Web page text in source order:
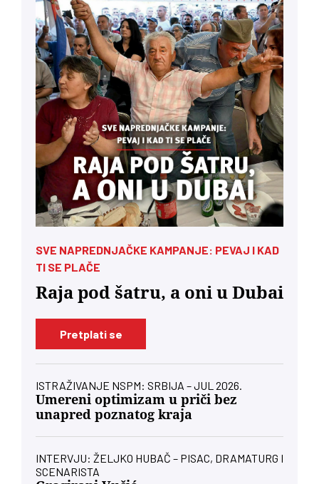
SVE NAPREDNJAČKE KAMPANJE: PEVAJ I KAD
TI SE PLAČE
Raja pod šatru, a oni u Dubai
Pretplati se
ISTRAŽIVANJE NSPM: SRBIJA – JUL 2026.
Umereni optimizam u priči bez
unapred poznatog kraja
INTERVJU: ŽELJKO HUBAČ – PISAC, DRAMATURG I
SCENARISTA